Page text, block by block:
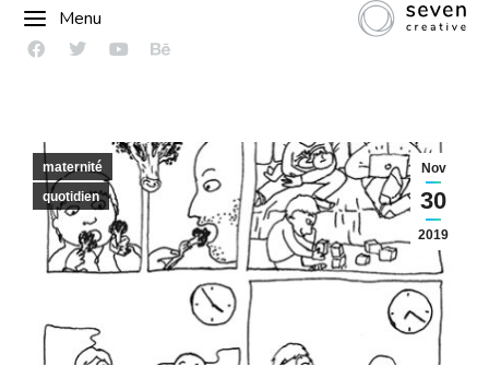
Menu
Nov
30
2019
maternité
quotidien